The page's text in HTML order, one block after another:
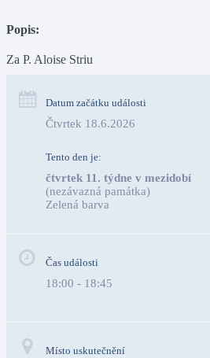
Popis:
Za P. Aloise Striu
Datum začátku události
Čtvrtek 18.6.2026
Tento den je:
čtvrtek 11. týdne v mezidobí
(nezávazná památka)
Čas události
18:00 - 18:45
Místo uskutečnění